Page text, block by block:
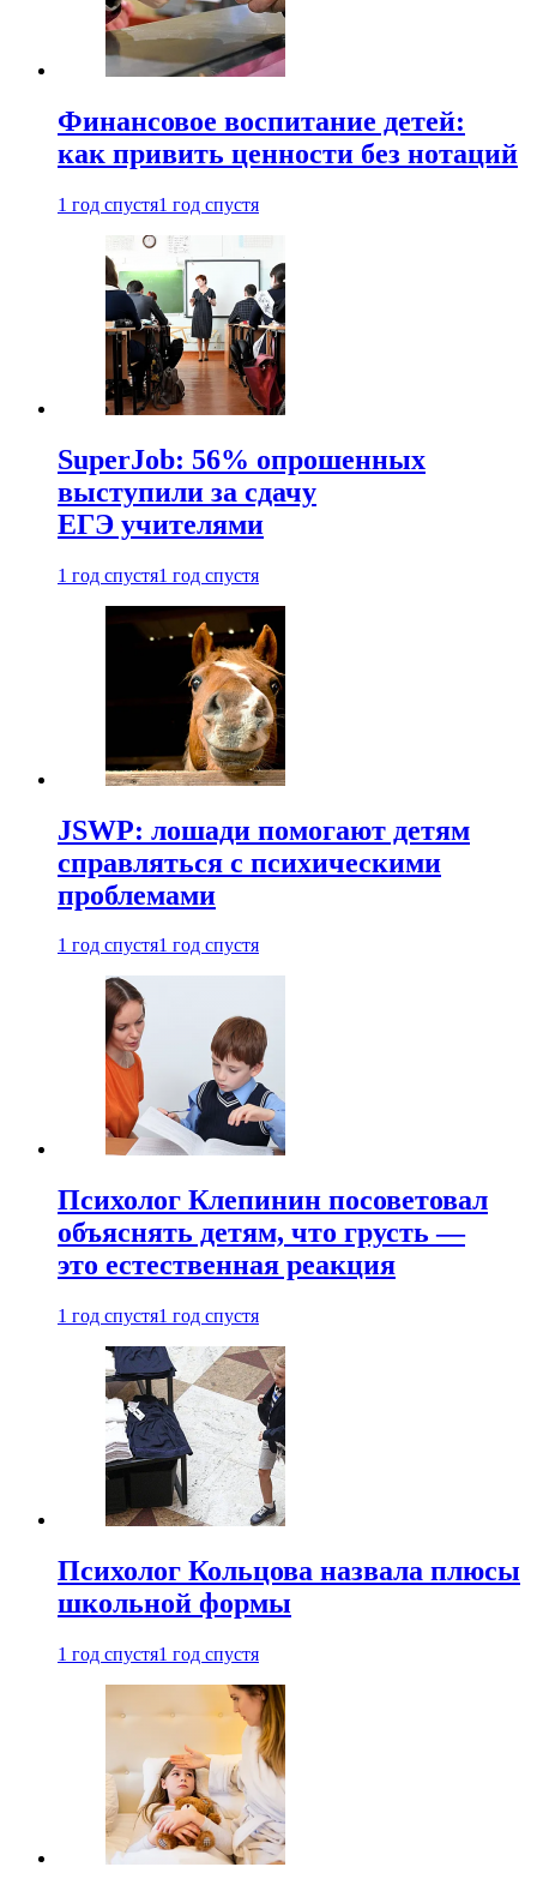
Финансовое воспитание детей:
как привить ценности без нотаций
1 год спустя1 год спустя
SuperJob: 56% опрошенных
выступили за сдачу
ЕГЭ учителями
1 год спустя1 год спустя
JSWP: лошади помогают детям
справляться с психическими
проблемами
1 год спустя1 год спустя
Психолог Клепинин посоветовал
объяснять детям, что грусть —
это естественная реакция
1 год спустя1 год спустя
Психолог Кольцова назвала плюсы
школьной формы
1 год спустя1 год спустя